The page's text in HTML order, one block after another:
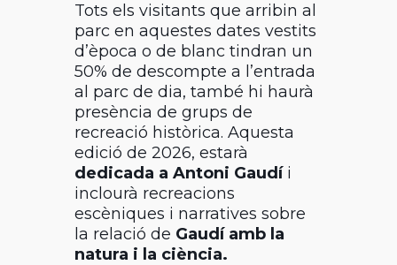
Tots els visitants que arribin al
parc en aquestes dates vestits
d’època o de blanc tindran un
50% de descompte a l’entrada
al parc de dia, també hi haurà
presència de grups de
recreació històrica. Aquesta
edició de 2026, estarà
dedicada a Antoni Gaudíi
inclourà recreacions
escèniques i narratives sobre
la relació de Gaudí amb la
natura i la ciència.